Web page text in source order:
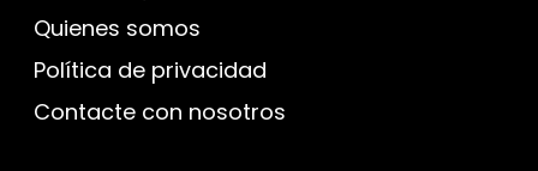
Quienes somos
Política de privacidad
Contacte con nosotros